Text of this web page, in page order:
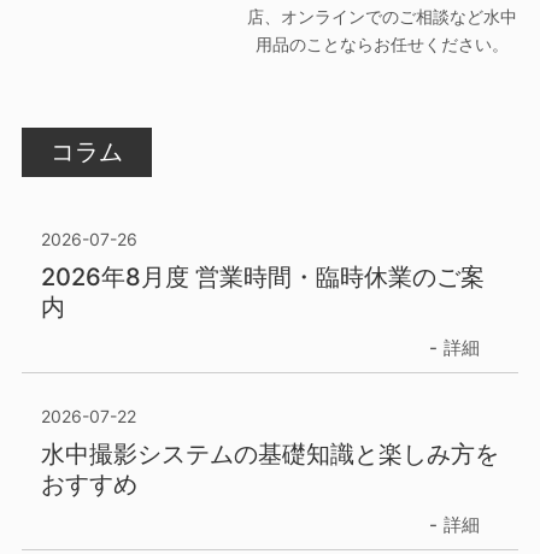
店、オンラインでのご相談など水中
用品のことならお任せください。
コラム
2026-07-26
2026年8月度 営業時間・臨時休業のご案
内
詳細
2026-07-22
水中撮影システムの基礎知識と楽しみ方を
おすすめ
詳細